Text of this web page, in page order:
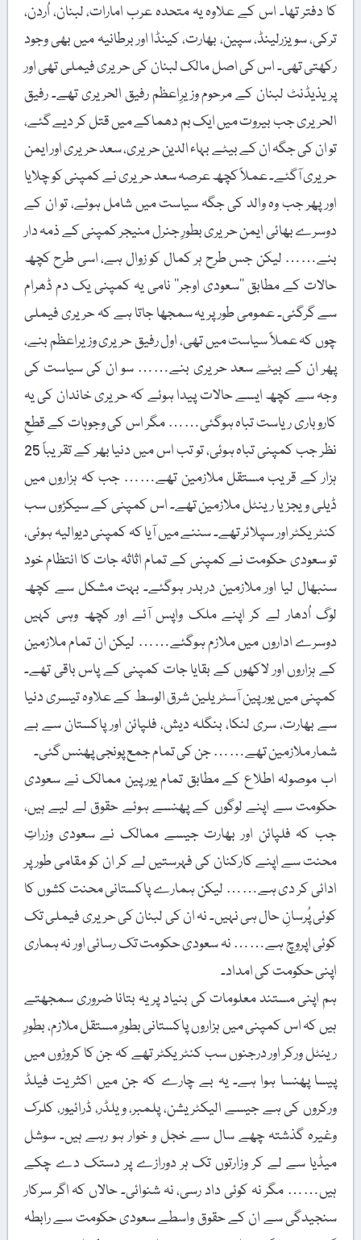
کا دفتر تھا۔ اس کے علاوہ یہ متحدہ عرب امارات، لبنان، اُردن،
ترکی، سویزرلینڈ، سپین، بھارت، کینڈا اور برطانیہ میں بھی وجود
رکھتی تھی۔ اس کی اصل مالک لبنان کی حریری فیملی تھی اور
پریذیڈنٹ لبنان کے مرحوم وزیرِاعظم رفیق الحریری تھے۔ رفیق
الحریری جب بیروت میں ایک بم دھماکے میں قتل کر دیے گئے،
تو ان کی جگہ ان کے بیٹے بہاء الدین حریری، سعد حریری اور ایمن
حریری آگئے۔ عملاً کچھ عرصہ سعد حریری نے کمپنی کو چلایا
اور پھر جب وہ والد کی جگہ سیاست میں شامل ہوئے، تو ان کے
دوسرے بھائی ایمن حریری بطورِ جنرل منیجر کمپنی کے ذمہ دار
بنے…… لیکن جس طرح ہر کمال کو زوال ہے، اسی طرح کچھ
حالات کے مطابق ’’سعودی اوجر‘‘ نامی یہ کمپنی یک دم ڈھرام
سے گرگئی۔ عمومی طور پر یہ سمجھا جاتا ہے کہ حریری فیملی
چوں کہ عملاً سیاست میں تھی، اول رفیق حریری وزیراعظم بنے،
پھر ان کے بیٹے سعد حریری بنے…… سو ان کی سیاست کی
وجہ سے کچھ ایسے حالات پیدا ہوئے کہ حریری خاندان کی یہ
کاروباری ریاست تباہ ہوگئی…… مگر اس کی وجوہات کے قطعِ
نظر جب کمپنی تباہ ہوئی، تو تب اس میں دنیا بھر کے تقریباً 25
ہزار کے قریب مستقل ملازمین تھے…… جب کہ ہزاروں میں
ڈیلی ویجز یا رینٹل ملازمین تھے۔ اس کمپنی کے سیکڑوں سب
کنٹریکٹر اور سپلائر تھے۔ سننے میں آیا کہ کمپنی دیوالیہ ہوئی،
تو سعودی حکومت نے کمپنی کے تمام اثاثہ جات کا انتظام خود
سنبھال لیا اور ملازمین دربدر ہوگئے۔ بہت مشکل سے کچھ
لوگ اُدھار لے کر اپنے ملک واپس آئے اور کچھ وہی کہیں
دوسرے اداروں میں ملازم ہوگئے…… لیکن ان تمام ملازمین
کے ہزاروں اور لاکھوں کے بقایا جات کمپنی کے پاس باقی تھے۔
کمپنی میں یورپین آسٹریلین شرق الوسط کے علاوہ تیسری دنیا
سے بھارت، سری لنکا، بنگلہ دیش، فلپائن اور پاکستان سے بے
شمار ملازمین تھے…… جن کی تمام جمع پونجی پھنس گئی۔
اب موصولہ اطلاع کے مطابق تمام یورپین ممالک نے سعودی
حکومت سے اپنے لوگوں کے پھنسے ہوئے حقوق لے لیے ہیں،
جب کہ فلپائن اور بھارت جیسے ممالک نے سعودی وزراتِ
محنت سے اپنے کارکنان کی فہرستیں لے کر ان کو مقامی طور پر
ادائی کر دی ہے…… لیکن ہمارے پاکستانی محنت کشوں کا
کوئی پُرسانِ حال ہی نہیں۔ نہ ان کی لبنان کی حریری فیملی تک
کوئی اپروچ ہے…… نہ سعودی حکومت تک رسائی اور نہ ہماری
اپنی حکومت کی امداد۔
ہم اپنی مستند معلومات کی بنیاد پر یہ بتانا ضروری سمجھتے
ہیں کہ اس کمپنی میں ہزاروں پاکستانی بطورِ مستقل ملازم، بطورِ
رینٹل ورکر اور درجنوں سب کنٹریکٹر تھے کہ جن کا کروڑوں میں
پیسا پھنسا ہوا ہے۔ یہ بے چارے کہ جن میں اکثریت فیلڈ
ورکروں کی ہے جیسے الیکٹریشن، پلمبر، ویلڈر، ڈرائیور، کلرک
وغیرہ گذشتہ چھے سال سے خجل و خوار ہو رہے ہیں۔ سوشل
میڈیا سے لے کر وزارتوں تک ہر دورازے پر دستک دے چکے
ہیں…… مگر نہ کوئی داد رسی، نہ شنوائی۔ حالاں کہ اگر سرکار
سنجیدگی سے ان کے حقوق واسطے سعودی حکومت سے رابطہ